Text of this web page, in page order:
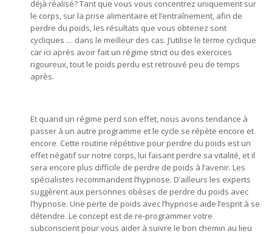
déjà réalisé? Tant que vous vous concentrez uniquement sur
le corps, sur la prise alimentaire et l’entraînement, afin de
perdre du poids, les résultats que vous obtenez sont
cycliques … dans le meilleur des cas. J’utilise le terme cyclique
car ici après avoir fait un régime strict ou des exercices
rigoureux, tout le poids perdu est retrouvé peu de temps
après.
Et quand un régime perd son effet, nous avons tendance à
passer à un autre programme et le cycle se répète encore et
encore. Cette routine répétitive pour perdre du poids est un
effet négatif sur notre corps, lui faisant perdre sa vitalité, et il
sera encore plus difficile de perdre de poids à l’avenir. Les
spécialistes recommandent l’hypnose. D’ailleurs les experts
suggèrent aux personnes obèses de perdre du poids avec
l’hypnose. Une perte de poids avec l’hypnose aide l’esprit à se
détendre. Le concept est de re-programmer votre
subconscient pour vous aider à suivre le bon chemin au lieu